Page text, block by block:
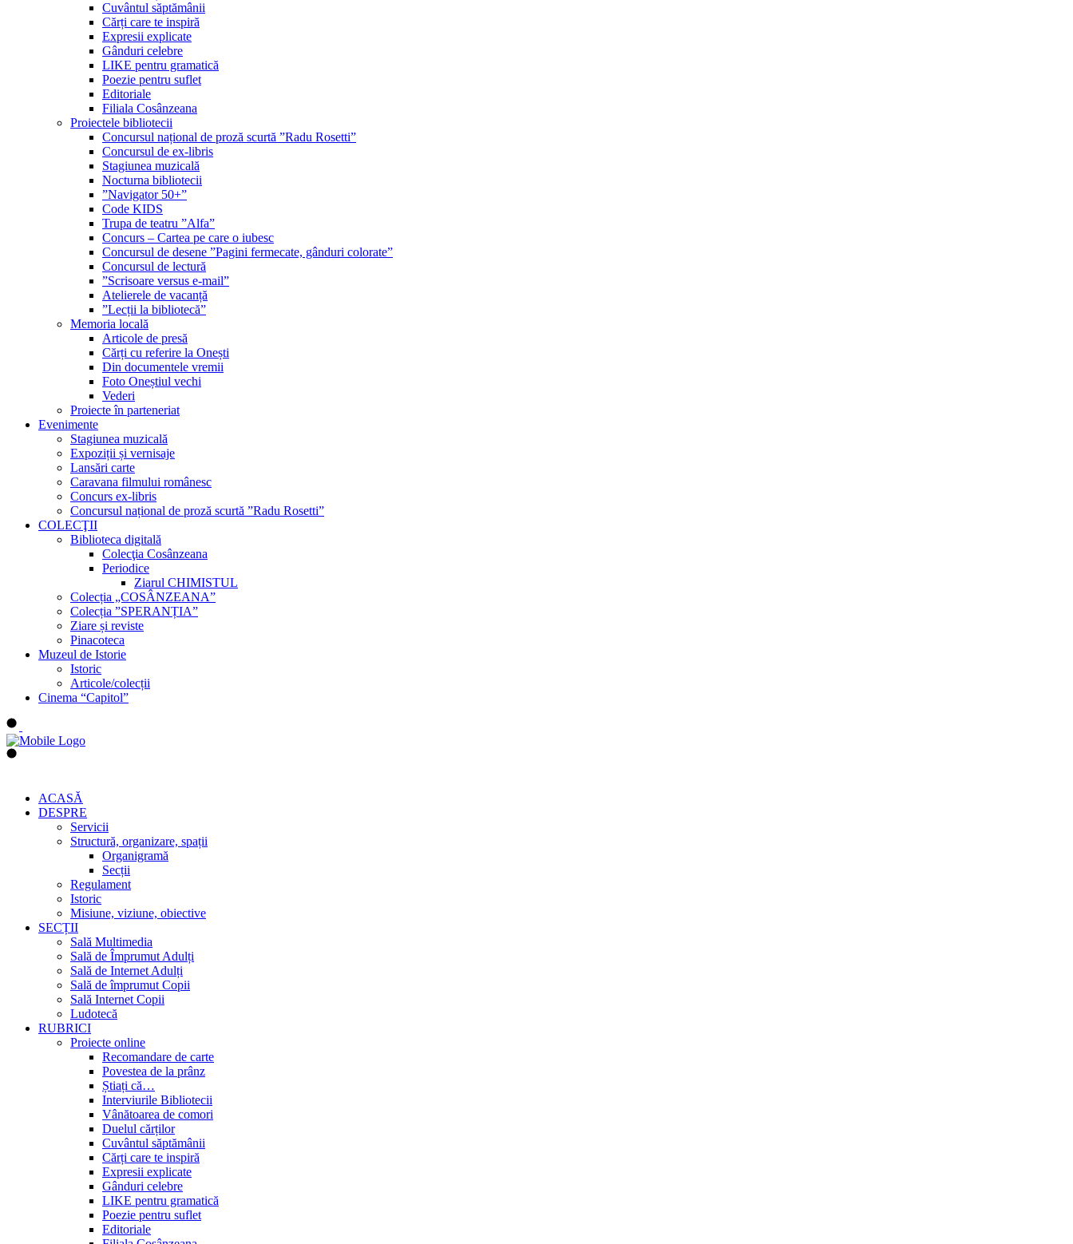
Cuvântul săptămânii
Cărți care te inspiră
Expresii explicate
Gânduri celebre
LIKE pentru gramatică
Poezie pentru suflet
Editoriale
Filiala Cosânzeana
Proiectele bibliotecii
Concursul național de proză scurtă ”Radu Rosetti”
Concursul de ex-libris
Stagiunea muzicală
Nocturna bibliotecii
”Navigator 50+”
Code KIDS
Trupa de teatru ”Alfa”
Concurs – Cartea pe care o iubesc
Concursul de desene ”Pagini fermecate, gânduri colorate”
Concursul de lectură
”Scrisoare versus e-mail”
Atelierele de vacanță
”Lecții la bibliotecă”
Memoria locală
Articole de presă
Cărți cu referire la Onești
Din documentele vremii
Foto Oneștiul vechi
Vederi
Proiecte în parteneriat
Evenimente
Stagiunea muzicală
Expoziții și vernisaje
Lansări carte
Caravana filmului românesc
Concurs ex-libris
Concursul național de proză scurtă ”Radu Rosetti”
COLECŢII
Biblioteca digitală
Colecţia Cosânzeana
Periodice
Ziarul CHIMISTUL
Colecția „COSÂNZEANA”
Colecția ”SPERANȚIA”
Ziare și reviste
Pinacoteca
Muzeul de Istorie
Istoric
Articole/colecții
Cinema “Capitol”
ACASĂ
DESPRE
Servicii
Structură, organizare, spații
Organigramă
Secții
Regulament
Istoric
Misiune, viziune, obiective
SECȚII
Sală Multimedia
Sală de Împrumut Adulți
Sală de Internet Adulți
Sală de împrumut Copii
Sală Internet Copii
Ludotecă
RUBRICI
Proiecte online
Recomandare de carte
Povestea de la prânz
Știați că…
Interviurile Bibliotecii
Vânătoarea de comori
Duelul cărților
Cuvântul săptămânii
Cărți care te inspiră
Expresii explicate
Gânduri celebre
LIKE pentru gramatică
Poezie pentru suflet
Editoriale